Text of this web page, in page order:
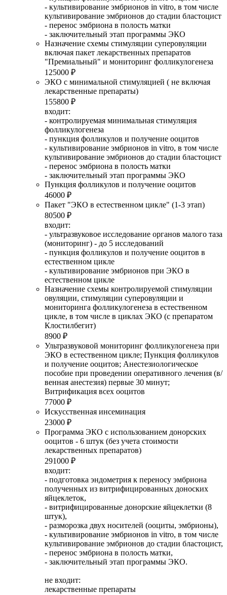
- культивирование эмбрионов in vitro, в том числе
культивирование эмбрионов до стадии бластоцист
- перенос эмбриона в полость матки
- заключительный этап программы ЭКО
Назначение схемы стимуляции суперовуляции
включая пакет лекарственных препаратов
"Премиальный" и мониторинг фолликулогенеза
125000 ₽
ЭКО с минимальной стимуляцией ( не включая
лекарственные препараты)
155800 ₽
входит:
- контролируемая минимальная стимуляция
фолликулогенеза
- пункция фолликулов и получение ооцитов
- культивирование эмбрионов in vitro, в том числе
культивирование эмбрионов до стадии бластоцист
- перенос эмбриона в полость матки
- заключительный этап программы ЭКО
Пункция фолликулов и получение ооцитов
46000 ₽
Пакет "ЭКО в естественном цикле" (1-3 этап)
80500 ₽
входит:
- ультразвуковое исследование органов малого таза
(мониторинг) - до 5 исследований
- пункция фолликулов и получение ооцитов в
естественном цикле
- культивирование эмбрионов при ЭКО в
естественном цикле
Назначение схемы контролируемой стимуляции
овуляции, стимуляции суперовуляции и
мониторинга фолликулогенеза в естественном
цикле, в том числе в циклах ЭКО (с препаратом
Клостилбегит)
8900 ₽
Ультразвуковой мониторинг фолликулогенеза при
ЭКО в естественном цикле; Пункция фолликулов
и получение ооцитов; Анестезиологическое
пособие при проведении оперативного лечения (в/
венная анестезия) первые 30 минут;
Витрификация всех ооцитов
77000 ₽
Искусственная инсеминация
23000 ₽
Программа ЭКО с использованием донорских
ооцитов - 6 штук (без учета стоимости
лекарственных препаратов)
291000 ₽
входит:
- подготовка эндометрия к переносу эмбриона
полученных из витрифицированных доноских
яйцеклеток,
- витрифицированные донорские яйцеклетки (8
штук),
- разморозка двух носителей (ооциты, эмбрионы),
- культивирование эмбрионов in vitro, в том числе
культивирование эмбрионов до стадии бластоцист,
- перенос эмбриона в полость матки,
- заключительный этап программы ЭКО.
не входит:
лекарственные препараты